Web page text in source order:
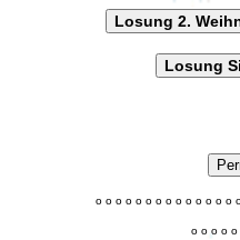
Losung 2.
Losung
o o o o o o o o o o o o o o
o o o o o